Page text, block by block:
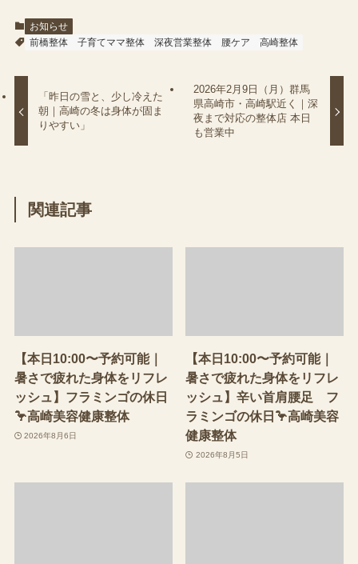
お知らせ
前橋整体
子育てママ整体 深夜営業整体 腰ケア 高崎整体
「昨日の雪と、少し冷えた
朝｜高崎の冬は身体が固ま
りやすい」
2026年2月9日（月）群馬
県高崎市・高崎駅近く｜深
夜まで対応の整体店 本日
も営業中
関連記事
【本日10:00〜予約可能｜
暑さで疲れた身体をリフレ
ッシュ】フラミンゴの休日
🦩高崎美容健康整体
2026年8月6日
【本日10:00〜予約可能｜
暑さで疲れた身体をリフレ
ッシュ】辛い首肩腰足 フ
ラミンゴの休日🦩高崎美容
健康整体
2026年8月5日